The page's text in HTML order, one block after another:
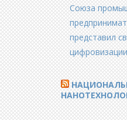
Союза
представил